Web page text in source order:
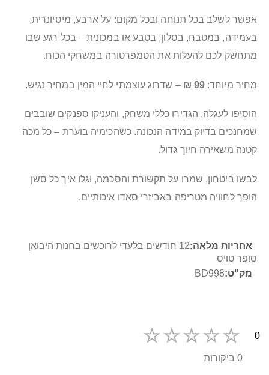
אפשר לשלב בכל תנוחה ובכל מקום: על ארבע, מיסיונרית,
בעמידה, במטבח, בסלון, בטבע או במכונית – בכל רגע שבו
מתחשק לכם להעלות את הטמפרטורה במשחקי הכוח.
מחיר מיוחד: 99 ₪ – שדרוג עוצמתי לחיי המין במחיר נגיש.
הוסיפו לעגלה, הגדירו כללי משחק, והעניקו ספנקים שובבים
שמחנכים בדיוק במידה הנכונה. כשהכימיה בוערת – כל מכה
קטנה משאירה חיוך גדול.
לבשו ביטחון, שמרו על תקשורת והסכמה, וגלו איך כל סשן
הופך לחוויה מטריפה באביזרי סאדו איכותיים.
מידע
נוסף
12 חודשים בלעדי לרוכשים בחנות היבואן
סופר טויס
BD998
0
0 ביקורות